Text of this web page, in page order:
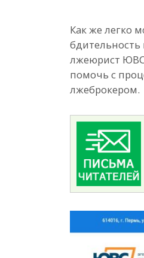
Как же легко
лжеюрист ЮВС
помочь с
лжеброкером.